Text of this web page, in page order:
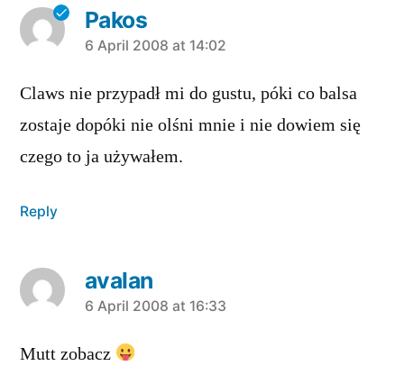
Pakos
says:
6 April 2008 at 14:02
Claws nie przypadł mi do gustu, póki co balsa
zostaje dopóki nie olśni mnie i nie dowiem się
czego to ja używałem.
Reply
avalan
says:
6 April 2008 at 16:33
Mutt zobacz